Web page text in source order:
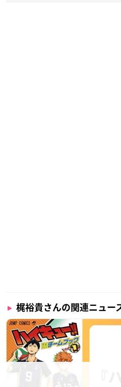
梶裕貴さんの関連ニュー